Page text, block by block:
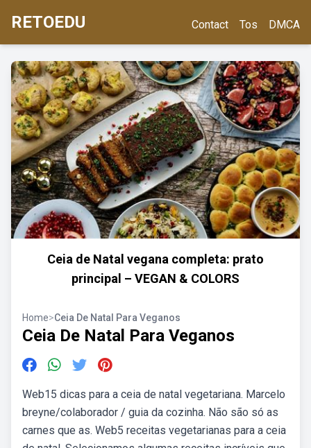
RETOEDU Contact Tos DMCA
Ceia de Natal vegana completa: prato
principal – VEGAN & COLORS
Home>Ceia De Natal Para Veganos
Ceia De Natal Para Veganos
Web15 dicas para a ceia de natal vegetariana. Marcelo
breyne/colaborador / guia da cozinha. Não são só as
carnes que as. Web5 receitas vegetarianas para a ceia